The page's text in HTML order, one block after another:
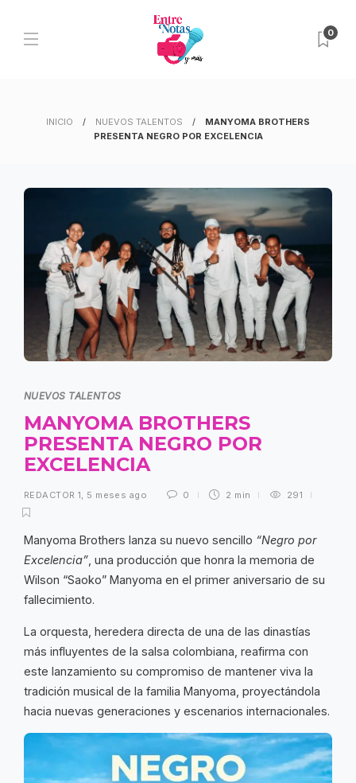
0
INICIO NUEVOS TALENTOS
MANYOMA BROTHERS
PRESENTA NEGRO POR EXCELENCIA
NUEVOS TALENTOS
MANYOMA BROTHERS
PRESENTA NEGRO POR
EXCELENCIA
REDACTOR 1, 5 meses ago 0 2 min 291
Manyoma Brothers lanza su nuevo sencillo “Negro por
Excelencia” , una producción que honra la memoria de
Wilson “Saoko” Manyoma en el primer aniversario de su
fallecimiento.
La orquesta, heredera directa de una de las dinastías
más influyentes de la salsa colombiana, reafirma con
este lanzamiento su compromiso de mantener viva la
tradición musical de la familia Manyoma, proyectándola
hacia nuevas generaciones y escenarios internacionales.